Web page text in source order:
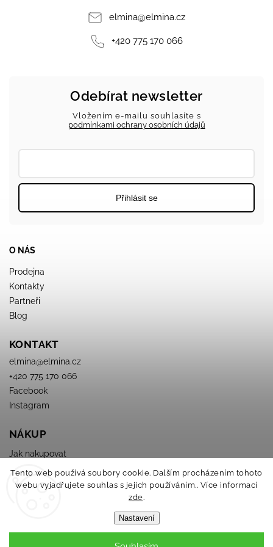
Tento web používá soubory cookie. Dalším procházením tohoto
webu vyjadřujete souhlas s jejich používáním.. Více informací
zde.
Nastavení
elmina@elmina.cz
+420 775 170 066
O NÁS
Prodejna
Kontakty
Partneři
Blog
KONTAKT
elmina@elmina.cz
+420 775 170 066
Facebook
Instagram
NÁKUP
Jak nakupovat
Obchodné podmienky
Podmínky ochrany osobních údajů
Odebírat newsletter
Vložením e-mailu souhlasíte s
podmínkami ochrany osobních údajů
Přihlásit se